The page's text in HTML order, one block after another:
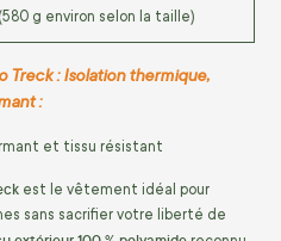
(580 g environ selon la taille)
Treck : Isolation thermique,
:
et tissu résistant
est le vêtement idéal pour
sans sacrifier votre liberté de